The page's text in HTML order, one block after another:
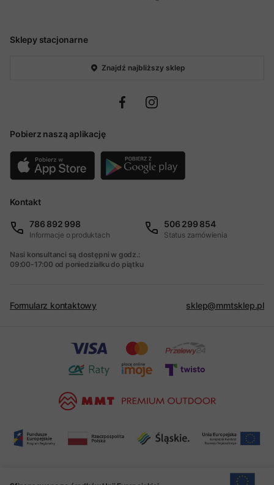
Sklepy stacjonarne
Znajdź najbliższy sklep
Pobierz naszą aplikację
Kontakt
786 892 998
Informacje o produktach
506 299 854
Status zamówienia
Nasi konsultanci są dostępni w godz.:
09:00-17:00 od poniedziałku do piątku
Formularz kontaktowy sklep@mmtsklep.pl